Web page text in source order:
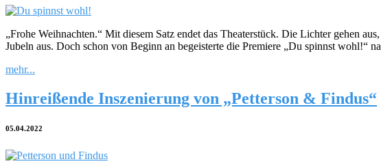
„Frohe Weihnachten.“ Mit diesem Satz endet das Theaterstück. Die Lichter gehen
Jubeln aus. Doch schon von Beginn an begeisterte die Premiere „Du spinnst
mehr...
Hinreißende Inszenierung von „Petterson & Findus“
05.04.2022